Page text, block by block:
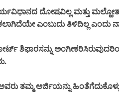
ದೋಷವಿಲ್ಲ ಮತ್ತು
ಎಂಬುದು ತಿಳಿದಿಲ್ಲ ಎಂದು
ಶಿಫಾರಸನ್ನು
ತಮ್ಮ ಅರ್ಜಿಯನ್ನು